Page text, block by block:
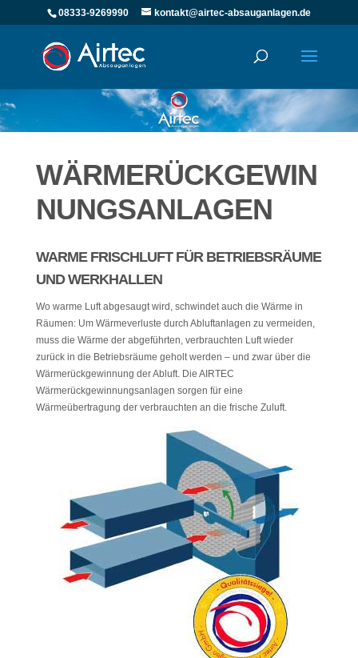
08333-9269990 kontakt@airtec-absauganlagen.de
WÄRMERÜCKGEWIN
NUNGSANLAGEN
WARME FRISCHLUFT FÜR BETRIEBSRÄUME
UND WERKHALLEN
Wo warme Luft abgesaugt wird, schwindet auch die Wärme in
Räumen: Um Wärmeverluste durch Abluftanlagen zu vermeiden,
muss die Wärme der abgeführten, verbrauchten Luft wieder
zurück in die Betriebsräume geholt werden – und zwar über die
Wärmerückgewinnung der Abluft. Die AIRTEC
Wärmerückgewinnungsanlagen sorgen für eine
Wärmeübertragung der verbrauchten an die frische Zuluft.